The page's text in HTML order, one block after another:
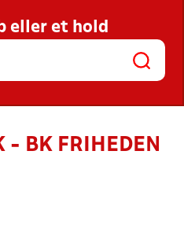
KLUBBER OG
eller et hold
- BK FRIHEDEN